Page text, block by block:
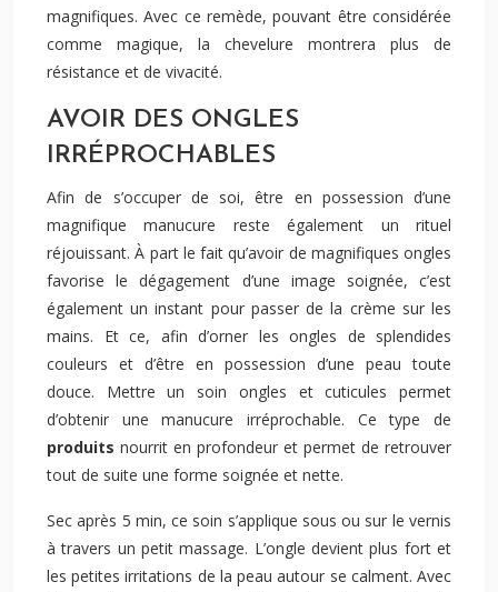
magnifiques. Avec ce remède, pouvant être considérée
comme magique, la chevelure montrera plus de
résistance et de vivacité.
AVOIR DES ONGLES
IRRÉPROCHABLES
Afin de s’occuper de soi, être en possession d’une
magnifique manucure reste également un rituel
réjouissant. À part le fait qu’avoir de magnifiques ongles
favorise le dégagement d’une image soignée, c’est
également un instant pour passer de la crème sur les
mains. Et ce, afin d’orner les ongles de splendides
couleurs et d’être en possession d’une peau toute
douce. Mettre un soin ongles et cuticules permet
d’obtenir une manucure irréprochable. Ce type de
produits nourrit en profondeur et permet de retrouver
tout de suite une forme soignée et nette.
Sec après 5 min, ce soin s’applique sous ou sur le vernis
à travers un petit massage. L’ongle devient plus fort et
les petites irritations de la peau autour se calment. Avec